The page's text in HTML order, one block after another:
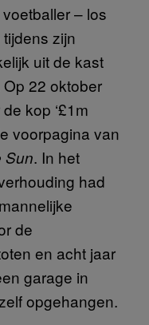
– los
zijn
uit de kast
Op 22 oktober
kop ‘£1m
voorpagina van
Sun. In het
had
de
en acht jaar
garage in
opgehangen.